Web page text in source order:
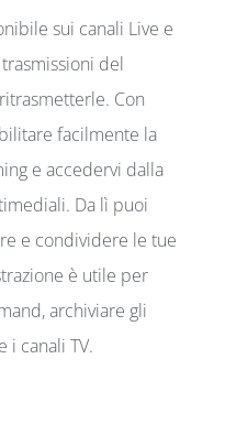
sui canali Live e
del
Con
facilmente la
e accedervi dalla
Da lì puoi
e condividere le tue
è utile per
archiviare gli
i canali TV.